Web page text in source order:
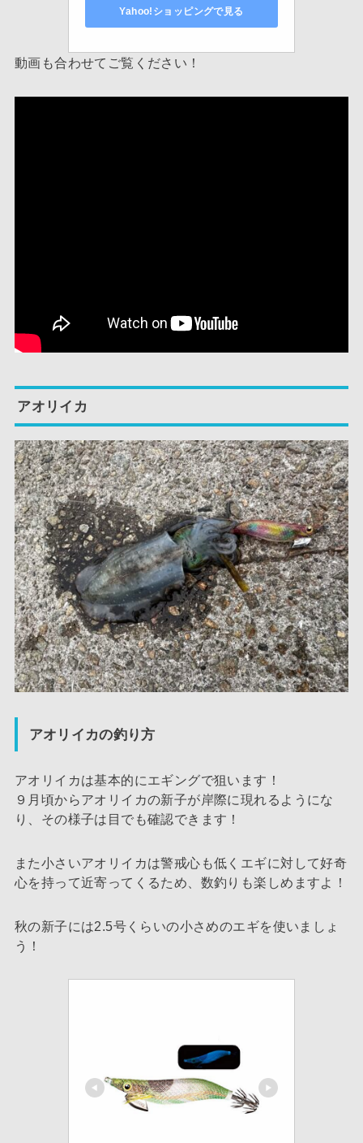
Yahoo!ショッピングで見る
動画も合わせてご覧ください！
アオリイカ
アオリイカの釣り方
アオリイカは基本的にエギングで狙います！
９月頃からアオリイカの新子が岸際に現れるようにな
り、その様子は目でも確認できます！
また小さいアオリイカは警戒心も低くエギに対して好奇
心を持って近寄ってくるため、数釣りも楽しめますよ！
秋の新子には2.5号くらいの小さめのエギを使いましょ
う！